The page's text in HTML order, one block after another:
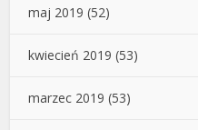
maj 2019 (52)
kwiecień 2019 (53)
marzec 2019 (53)